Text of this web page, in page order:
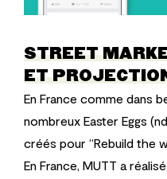
STREET
ET
En France comme dans
nombreux Easter Eggs
créés pour “Rebuild the
En France, MUTT a